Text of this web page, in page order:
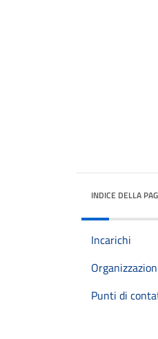
INDICE DELLA
Incarichi
Punti di